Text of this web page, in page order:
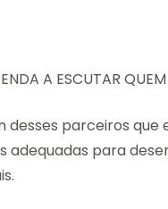
A ESCUTAR
desses parceiros
adequadas para